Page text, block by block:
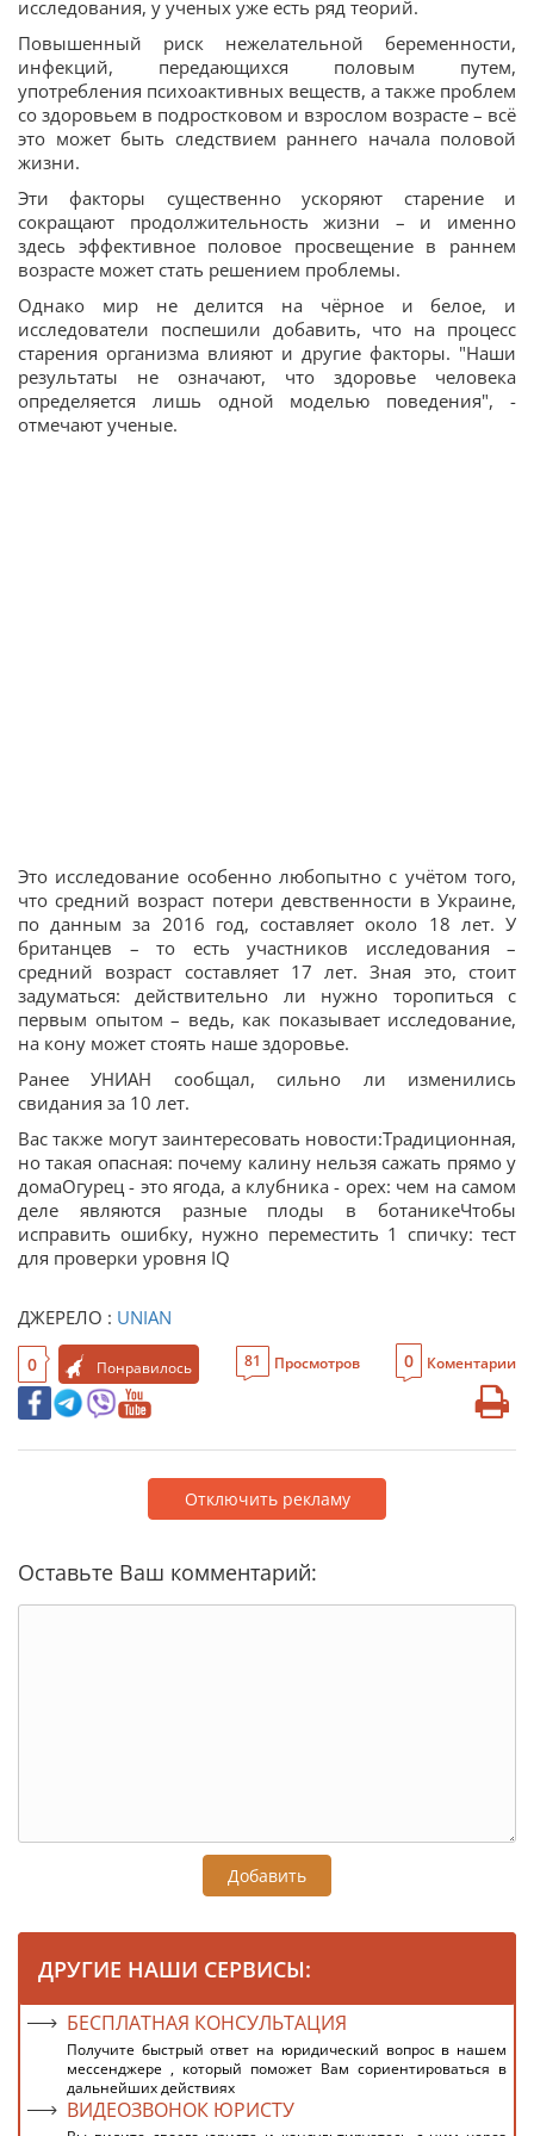
исследования, у ученых уже есть ряд теорий.
Повышенный риск нежелательной беременности,
инфекций, передающихся половым путем,
употребления психоактивных веществ, а также проблем
со здоровьем в подростковом и взрослом возрасте – всё
это может быть следствием раннего начала половой
жизни.
Эти факторы существенно ускоряют старение и
сокращают продолжительность жизни – и именно
здесь эффективное половое просвещение в раннем
возрасте может стать решением проблемы.
Однако мир не делится на чёрное и белое, и
исследователи поспешили добавить, что на процесс
старения организма влияют и другие факторы. "Наши
результаты не означают, что здоровье человека
определяется лишь одной моделью поведения", -
отмечают ученые.
Это исследование особенно любопытно с учётом того,
что средний возраст потери девственности в Украине,
по данным за 2016 год, составляет около 18 лет. У
британцев – то есть участников исследования –
средний возраст составляет 17 лет. Зная это, стоит
задуматься: действительно ли нужно торопиться с
первым опытом – ведь, как показывает исследование,
на кону может стоять наше здоровье.
Ранее УНИАН сообщал, сильно ли изменились
свидания за 10 лет.
Вас также могут заинтересовать новости:Традиционная,
но такая опасная: почему калину нельзя сажать прямо у
домаОгурец - это ягода, а клубника - орех: чем на самом
деле являются разные плоды в ботаникеЧтобы
исправить ошибку, нужно переместить 1 спичку: тест
для проверки уровня IQ
ДЖЕРЕЛО : UNIAN
0 Понравилось 81 Просмотров 0 Коментарии
Отключить рекламу
Оставьте Ваш комментарий:
Добавить
ДРУГИЕ НАШИ СЕРВИСЫ:
БЕСПЛАТНАЯ КОНСУЛЬТАЦИЯ
Получите быстрый ответ на юридический вопрос в нашем
мессенджере , который поможет Вам сориентироваться в
дальнейших действиях
ВИДЕОЗВОНОК ЮРИСТУ